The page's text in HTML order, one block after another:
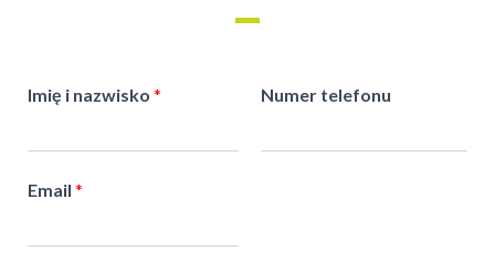
Imię i nazwisko * Numer telefonu
Email *